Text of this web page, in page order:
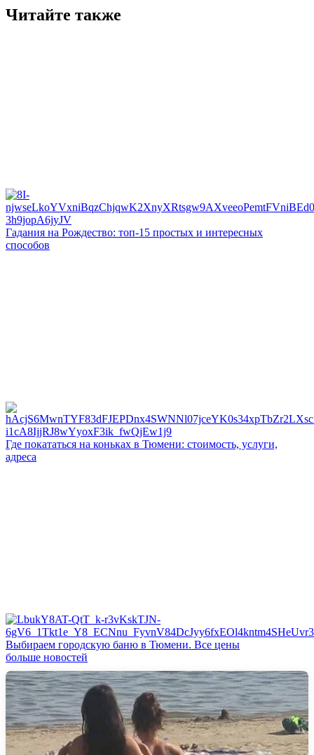
Читайте также
Гадания на Рождество: топ-15 простых и интересных
способов
Где покататься на коньках в Тюмени: стоимость, услуги,
адреса
Выбираем городскую баню в Тюмени. Все цены
больше новостей